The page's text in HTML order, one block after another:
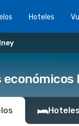
Hoteles
económicos